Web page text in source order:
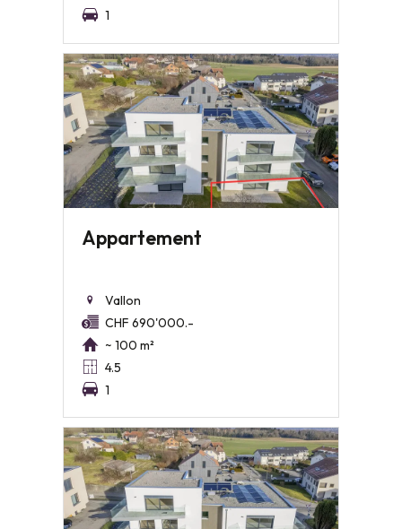
1
Appartement
Vallon
CHF 690'000.-
~ 100 m²
4.5
1